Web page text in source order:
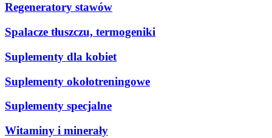
Regeneratory stawów
Spalacze tłuszczu, termogeniki
Suplementy dla kobiet
Suplementy okołotreningowe
Suplementy specjalne
Witaminy i minerały